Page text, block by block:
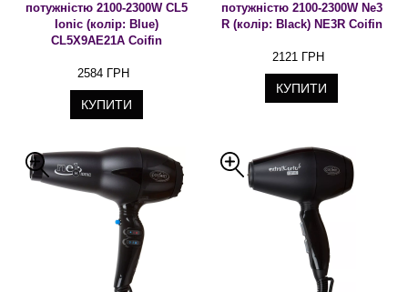
потужністю 2100-2300W CL5
Ionic (колір: Blue)
CL5X9AE21A Coifin
2584 ГРН
КУПИТИ
потужністю 2100-2300W Ne3
R (колір: Black) NE3R Coifin
2121 ГРН
КУПИТИ